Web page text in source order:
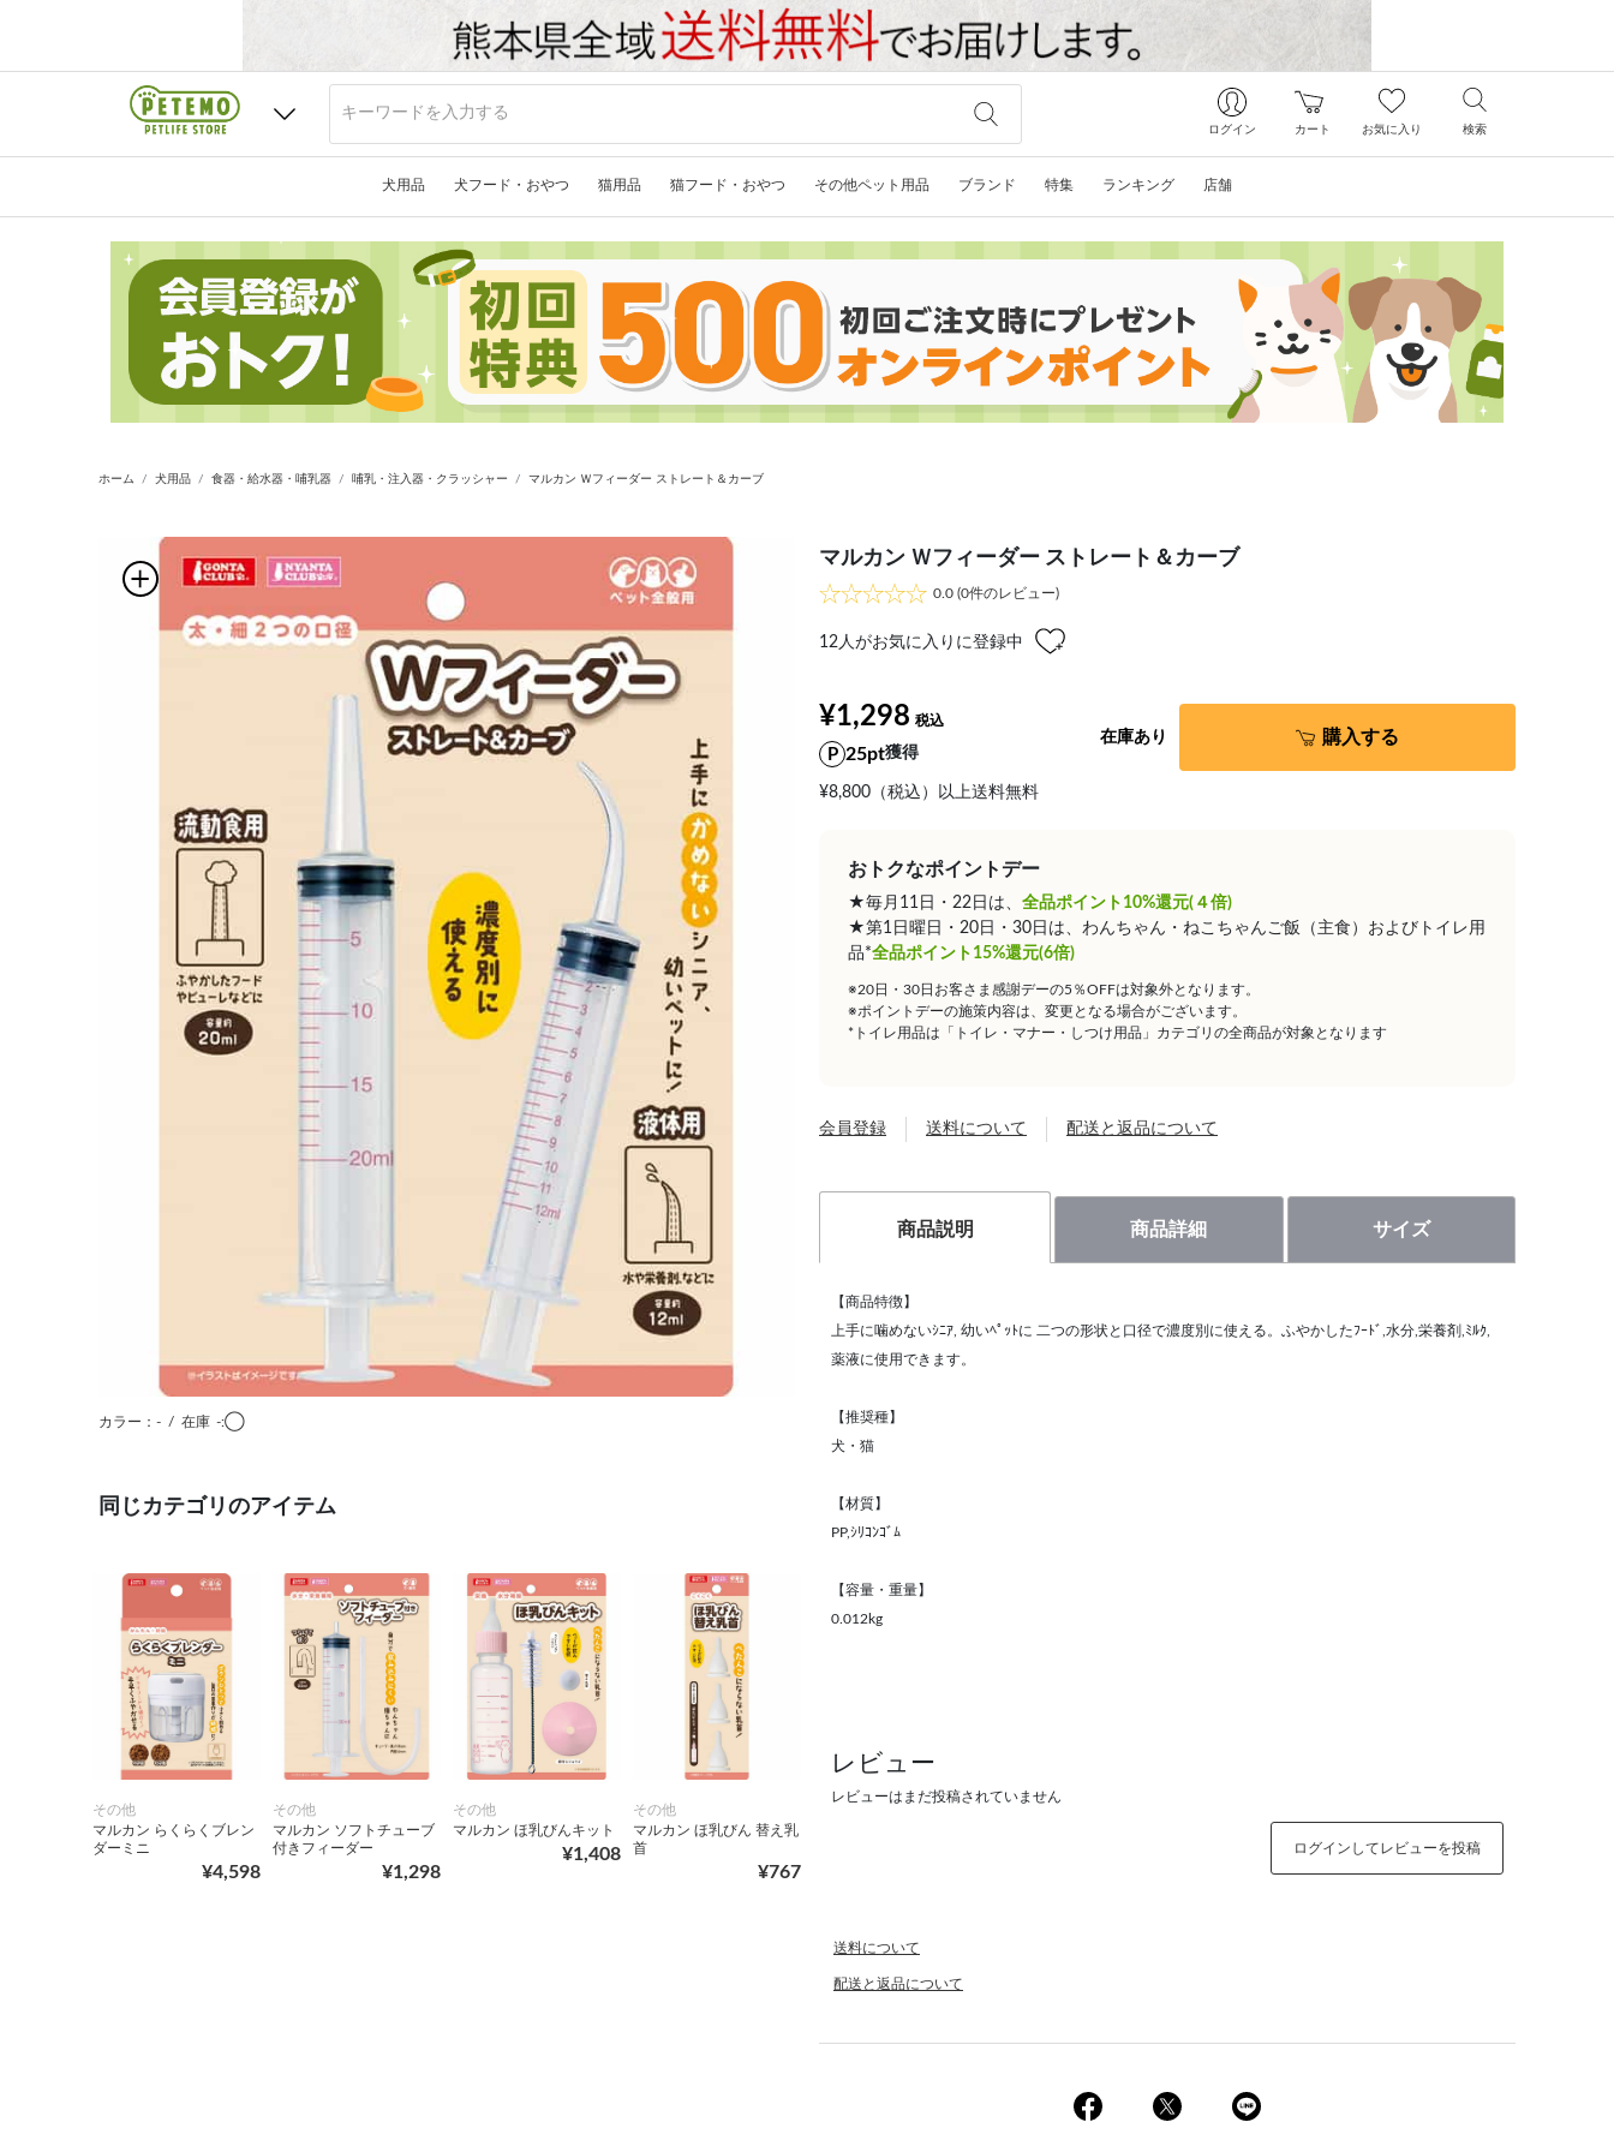
ログイン カート お気に入り 検索
犬用品 犬フード・おやつ 猫用品 猫フード・おやつ その他ペット用品 ブランド 特集 ランキング 店舗
ホーム 犬用品 食器・給水器・哺乳器 哺乳・注入器・クラッシャー マルカン Ｗフィーダー ストレート＆カーブ
カラー：- / 在庫 -:◯
同じカテゴリのアイテム
その他
マルカン らくらくブレン
ダーミニ
¥4,598
その他
マルカン ソフトチューブ
付きフィーダー
¥1,298
その他
マルカン ほ乳びんキット
¥1,408
その他
マルカン ほ乳びん 替え乳
首
¥767
マルカン Ｗフィーダー ストレート＆カーブ
0.0 (0件のレビュー)
12人がお気に入りに登録中
¥1,298
25pt獲得
¥8,800（税込）以上送料無料
在庫あり 購入する
おトクなポイントデー
★毎月11日・22日は、 全品ポイント10%還元(４倍)
★第1日曜日・20日・30日は、わんちゃん・ねこちゃんご飯（主食）およびトイレ用
品*全品ポイント15%還元(6倍)
※20日・30日お客さま感謝デーの5％OFFは対象外となります。
※ポイントデーの施策内容は、変更となる場合がございます。
*トイレ用品は「トイレ・マナー・しつけ用品」カテゴリの全商品が対象となります
会員登録 送料について 配送と返品について
商品説明 商品詳細 サイズ
【商品特徴】
上手に噛めないｼﾆｱ, 幼いﾍﾟｯﾄに 二つの形状と口径で濃度別に使える。ふやかしたﾌｰﾄﾞ,水分,栄養剤,ﾐﾙｸ,
薬液に使用できます。
【推奨種】
犬・猫
【材質】
PP,ｼﾘｺﾝｺﾞﾑ
【容量・重量】
0.012kg
レビュー
レビューはまだ投稿されていません
ログインしてレビューを投稿
送料について
配送と返品について